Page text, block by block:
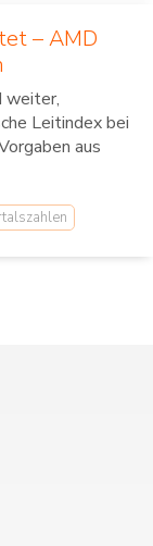
– AMD
weiter,
Leitindex bei
aus